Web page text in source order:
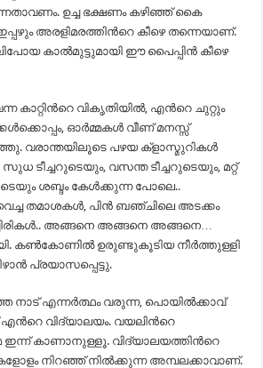
ഉച്ച ഭക്ഷണം കഴിഞ്ഞ് കൈ
അരളിമരത്തിന്‍റെ കീഴെ തന്നെയാണ്.
കാല്‍മുട്ടുമായി ഈ പൈപ്പിന്‍ കീഴെ
കാറ്റിന്‍റെ വികൃതിയില്‍, എന്‍റെ ചുറ്റും
ഓര്‍മ്മകള്‍ വീണ് മനസ്സ്
വരാന്തയിലൂടെ പഴയ ക്ളാസ്മുറികള്‍
ടീച്ചറുടെയും, വസന്ത ടീച്ചറുടെയും, മറ്റ്
ശബ്ദം കേള്‍ക്കുന്ന പോലെ..
തമാശകള്‍, പിന്‍ ബഞ്ചിലെ അടക്കം
അങ്ങനെ അങ്ങനെ അങ്ങനെ…
കണ്‍കോണില്‍ ഉരുണ്ടുകൂടിയ നീര്‍ത്തുള്ളി
പ്രയാസപ്പെട്ടു.
നാട് എന്നര്‍ത്ഥം വരുന്ന, പൊയില്‍ക്കാവ്
വിദ്യാലയം. വയലിന്‍റെ
ഇന്ന് കാണാനുള്ളൂ. വിദ്യാലയത്തിന്‍റെ
നിറഞ്ഞ് നില്‍ക്കുന്ന അമ്പലക്കാവാണ്.